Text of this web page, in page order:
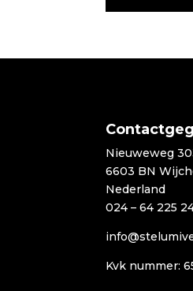
Nieuweweg
6603 BN
Nederland
024 – 64 225
Kvk nummer: